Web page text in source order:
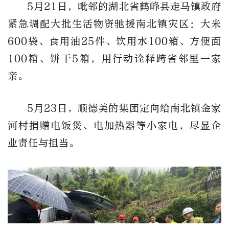
5月21日，毗邻的湖北省鹤峰县走马镇政府
紧急调配大批生活物资驰援南北镇灾区：大米
600袋、食用油25件、饮用水100箱、方便面
100箱、饼干5箱，用行动诠释跨省邻里一家
亲。
5月23日，顺德美的集团定向给南北镇金家
河村捐赠电饭煲、电加热器等小家电，尽显企
业责任与担当。